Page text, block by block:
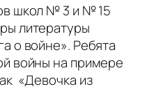
школ № 3 и № 15
литературы
о войне». Ребята
войны на примере
«Девочка из